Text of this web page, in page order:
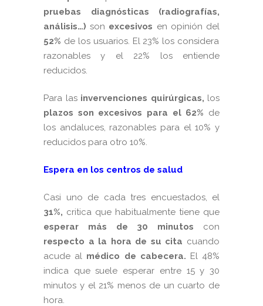
pruebas diagnósticas (radiografías,
análisis…)son excesivos en opinión del
52% de los usuarios. El 23% los considera
razonables y el 22% los entiende
reducidos.
Para las invervenciones quirúrgicas, los
plazos son excesivos para el 62% de
los andaluces, razonables para el 10% y
reducidos para otro 10%.
Espera en los centros de salud
Casi uno de cada tres encuestados, el
31%, critica que habitualmente tiene que
esperar más de 30 minutos con
respecto a la hora de su cita cuando
acude al médico de cabecera. El 48%
indica que suele esperar entre 15 y 30
minutos y el 21% menos de un cuarto de
hora.